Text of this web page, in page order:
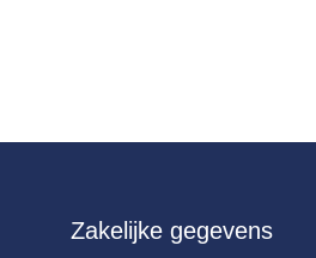
Zakelijke gegevens